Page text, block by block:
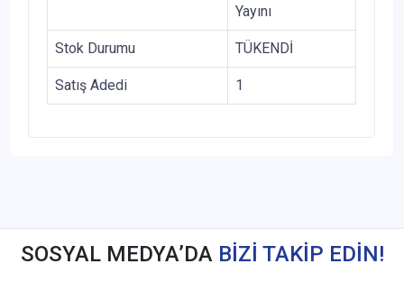
Yayını
Stok Durumu TÜKENDİ
Satış Adedi 1
SOSYAL MEDYA’DA BİZİ TAKİP EDİN!